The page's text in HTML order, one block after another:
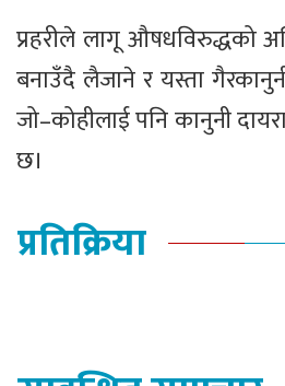
प्रहरीले लागू औषधविरुद्धको
बनाउँदै लैजाने र यस्ता
जो–कोहीलाई पनि कानुनी
छ।
प्रतिक्रिया